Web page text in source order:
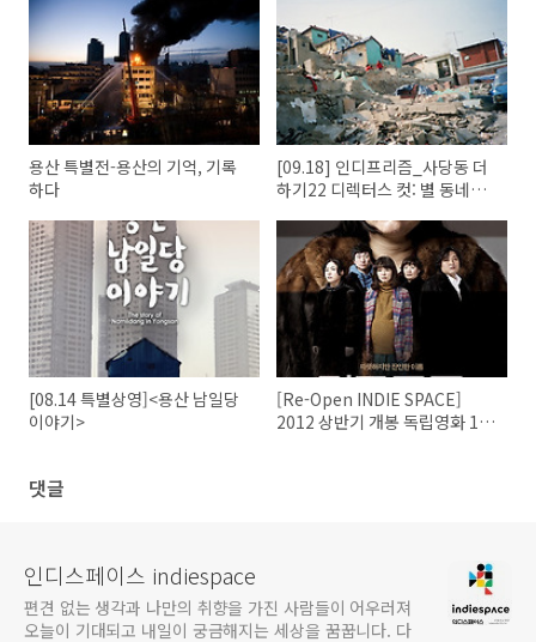
용산 특별전-용산의 기억, 기록
하다
[09.18] 인디프리즘_사당동 더
하기22 디렉터스 컷: 별 동네의
[08.14 특별상영]<용산 남일당
이야기>
[Re-Open INDIE SPACE]
2012 상반기 개봉 독립영화 10
댓글
인디스페이스 indiespace
편견 없는 생각과 나만의 취향을 가진 사람들이 어우러져
오늘이 기대되고 내일이 궁금해지는 세상을 꿈꿉니다. 다